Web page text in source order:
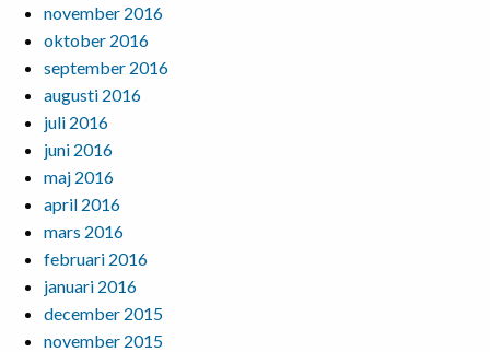
november 2016
oktober 2016
september 2016
augusti 2016
juli 2016
juni 2016
maj 2016
april 2016
mars 2016
februari 2016
januari 2016
december 2015
november 2015